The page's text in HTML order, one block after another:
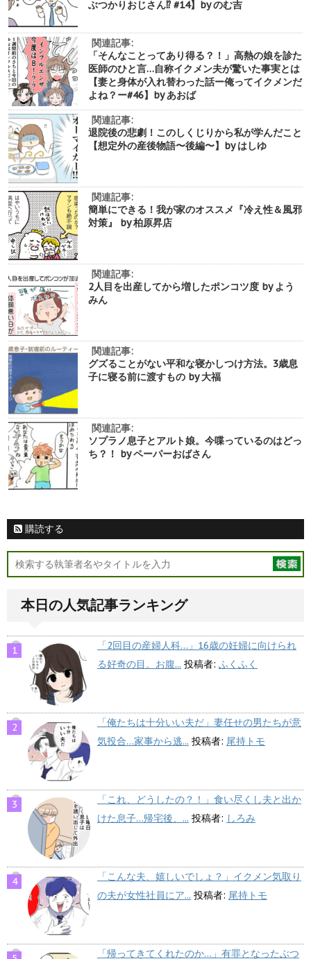
ぶつかりおじさん⁉︎ #14】by のむ吉
関連記事:
「そんなことってあり得る？！」高熱の娘を診た
医師のひと言…自称イクメン夫が驚いた事実とは
【妻と身体が入れ替わった話ー俺ってイクメンだ
よね？ー#46】by あおば
関連記事:
退院後の悲劇！このしくじりから私が学んだこと
【想定外の産後物語〜後編〜】by はしゆ
関連記事:
簡単にできる！我が家のオススメ『冷え性＆風邪
対策』 by 柏原昇店
関連記事:
2人目を出産してから増したポンコツ度 by よう
みん
関連記事:
グズることがない平和な寝かしつけ方法。3歳息
子に寝る前に渡すもの by 大福
関連記事:
ソプラノ息子とアルト娘。今喋っているのはどっ
ち？！ by ペーパーおばさん
購読する
本日の人気記事ランキング
「2回目の産婦人科…」16歳の妊婦に向けられ
る好奇の目。お腹... 投稿者: ふくふく
「俺たちは十分いい夫だ」妻任せの男たちが意
気投合…家事から逃... 投稿者: 尾持トモ
「これ、どうしたの？！」食い尽くし夫と出か
けた息子…帰宅後、... 投稿者: しろみ
「こんな夫、嬉しいでしょ？」イクメン気取り
の夫が女性社員にア... 投稿者: 尾持トモ
「帰ってきてくれたのか…」有罪となったぶつ